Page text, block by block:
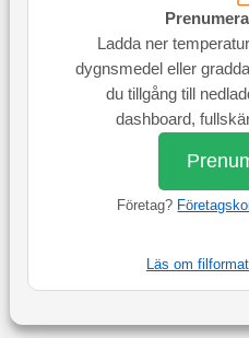
Ladda ner
dygnsmedel eller
du tillgång till
dashboard,
Företag?
Läs om